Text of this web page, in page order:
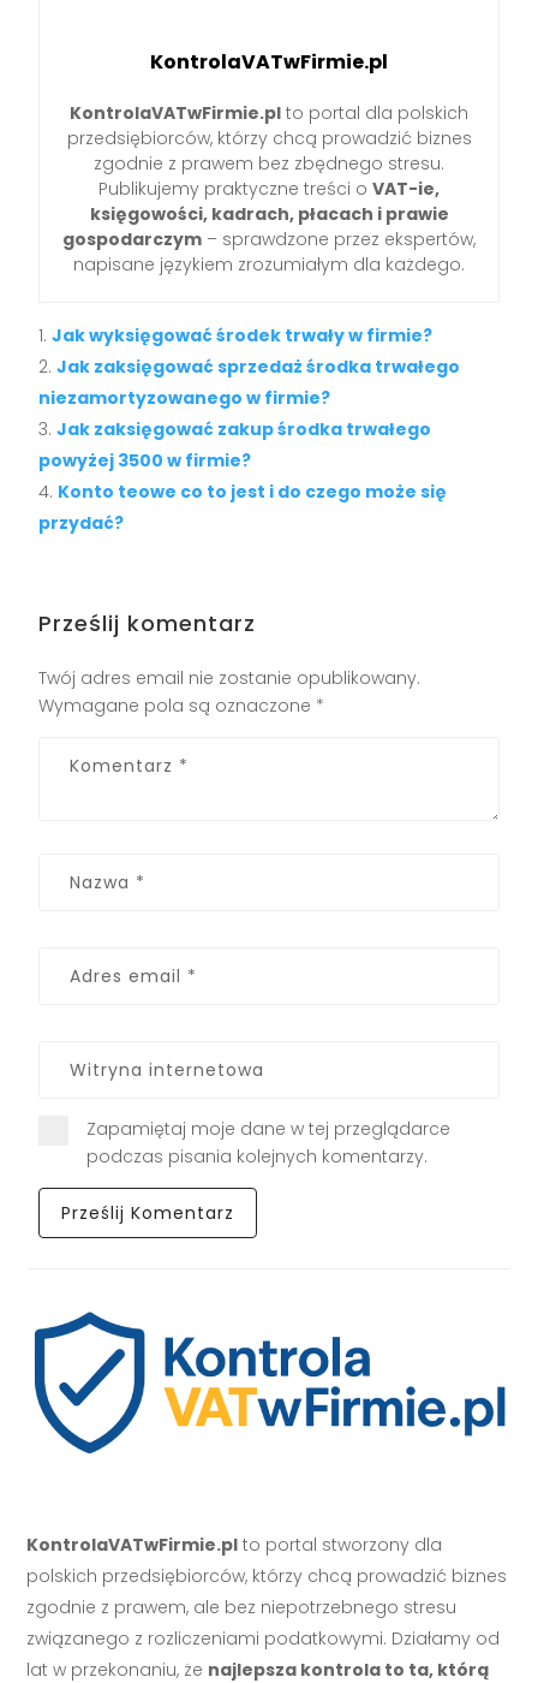
KontrolaVATwFirmie.pl
KontrolaVATwFirmie.pl to portal dla polskich
przedsiębiorców, którzy chcą prowadzić biznes
zgodnie z prawem bez zbędnego stresu.
Publikujemy praktyczne treści o VAT-ie,
księgowości, kadrach, płacach i prawie
gospodarczym – sprawdzone przez ekspertów,
napisane językiem zrozumiałym dla każdego.
Jak wyksięgować środek trwały w firmie?
Jak zaksięgować sprzedaż środka trwałego
niezamortyzowanego w firmie?
Jak zaksięgować zakup środka trwałego
powyżej 3500 w firmie?
Konto teowe co to jest i do czego może się
przydać?
Prześlij komentarz
Twój adres email nie zostanie opublikowany.
Wymagane pola są oznaczone *
Zapamiętaj moje dane w tej przeglądarce
podczas pisania kolejnych komentarzy.
KontrolaVATwFirmie.pl to portal stworzony dla
polskich przedsiębiorców, którzy chcą prowadzić biznes
zgodnie z prawem, ale bez niepotrzebnego stresu
związanego z rozliczeniami podatkowymi. Działamy od
lat w przekonaniu, że najlepsza kontrola to ta, którą